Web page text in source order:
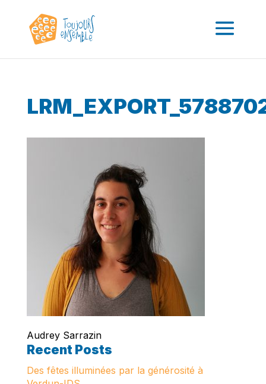
Audrey Sarrazin
Recent Posts
Des fêtes illuminées par la générosité à